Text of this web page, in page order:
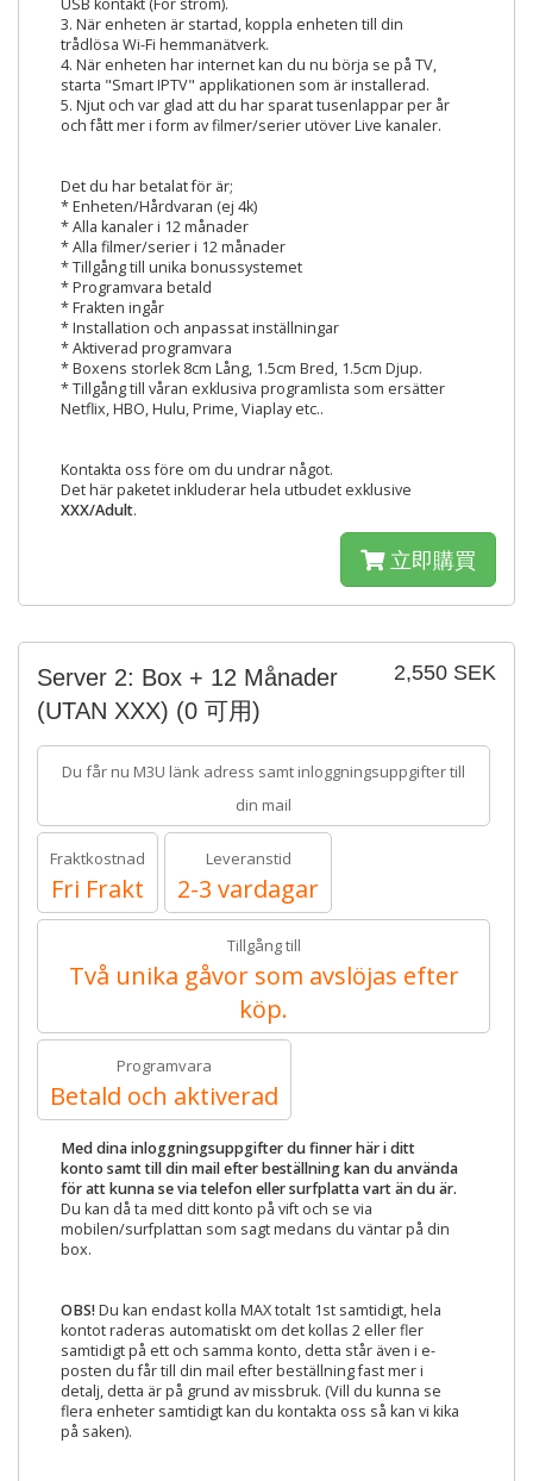
USB kontakt (För ström).
3. När enheten är startad, koppla enheten till din
trådlösa Wi-Fi hemmanätverk.
4. När enheten har internet kan du nu börja se på TV,
starta "Smart IPTV" applikationen som är installerad.
5. Njut och var glad att du har sparat tusenlappar per år
och fått mer i form av filmer/serier utöver Live kanaler.
Det du har betalat för är;
* Enheten/Hårdvaran (ej 4k)
* Alla kanaler i 12 månader
* Alla filmer/serier i 12 månader
* Tillgång till unika bonussystemet
* Programvara betald
* Frakten ingår
* Installation och anpassat inställningar
* Aktiverad programvara
* Boxens storlek 8cm Lång, 1.5cm Bred, 1.5cm Djup.
* Tillgång till våran exklusiva programlista som ersätter
Netflix, HBO, Hulu, Prime, Viaplay etc..
Kontakta oss före om du undrar något.
Det här paketet inkluderar hela utbudet exklusive
XXX/Adult.
立即購買
2,550 SEK
Server 2: Box + 12 Månader
(UTAN XXX) (0 可用)
Du får nu M3U länk adress samt inloggningsuppgifter till
din mail
Fraktkostnad
Fri Frakt
Leveranstid
2-3 vardagar
Tillgång till
Två unika gåvor som avslöjas efter
köp.
Programvara
Betald och aktiverad
Med dina inloggningsuppgifter du finner här i ditt
konto samt till din mail efter beställning kan du använda
för att kunna se via telefon eller surfplatta vart än du är.
Du kan då ta med ditt konto på vift och se via
mobilen/surfplattan som sagt medans du väntar på din
box.
OBS!Du kan endast kolla MAX totalt 1st samtidigt, hela
kontot raderas automatiskt om det kollas 2 eller fler
samtidigt på ett och samma konto, detta står även i e-
posten du får till din mail efter beställning fast mer i
detalj, detta är på grund av missbruk. (Vill du kunna se
flera enheter samtidigt kan du kontakta oss så kan vi kika
på saken).